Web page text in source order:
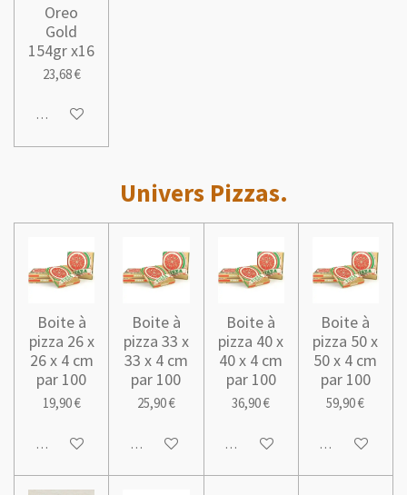
Oreo
Gold
154gr x16
23,68 €
Ajouter au panier
Univers Pizzas.
Boite à
pizza 26 x
26 x 4 cm
par 100
19,90 €
Ajouter au panier
Boite à
pizza 33 x
33 x 4 cm
par 100
25,90 €
Ajouter au panier
Boite à
pizza 40 x
40 x 4 cm
par 100
36,90 €
Ajouter au panier
Boite à
pizza 50 x
50 x 4 cm
par 100
59,90 €
Ajouter au